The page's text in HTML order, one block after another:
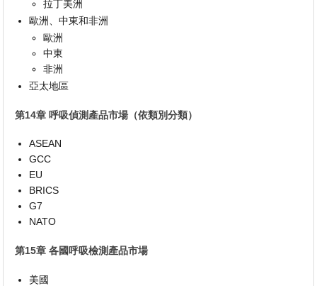
拉丁美洲
歐洲、中東和非洲
歐洲
中東
非洲
亞太地區
第14章 呼吸偵測產品市場（依類別分類）
ASEAN
GCC
EU
BRICS
G7
NATO
第15章 各國呼吸檢測產品市場
美國